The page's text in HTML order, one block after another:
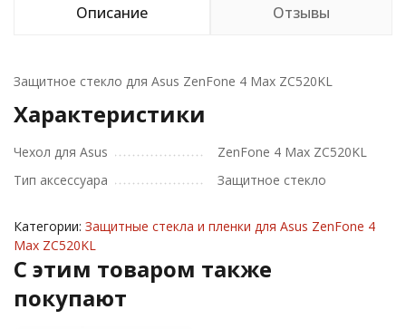
Описание Отзывы
Защитное стекло для Asus ZenFone 4 Max ZC520KL
Характеристики
Чехол для Asus
ZenFone 4 Max ZC520KL
Тип аксессуара
Защитное стекло
Категории: Защитные стекла и пленки для Asus ZenFone 4
Max ZC520KL
C этим товаром также
покупают